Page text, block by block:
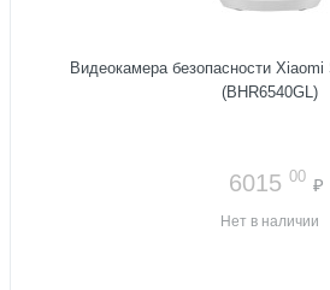
Видеокамера безопасности
(BHR6540GL)
6015 00 ₽
Нет в наличии